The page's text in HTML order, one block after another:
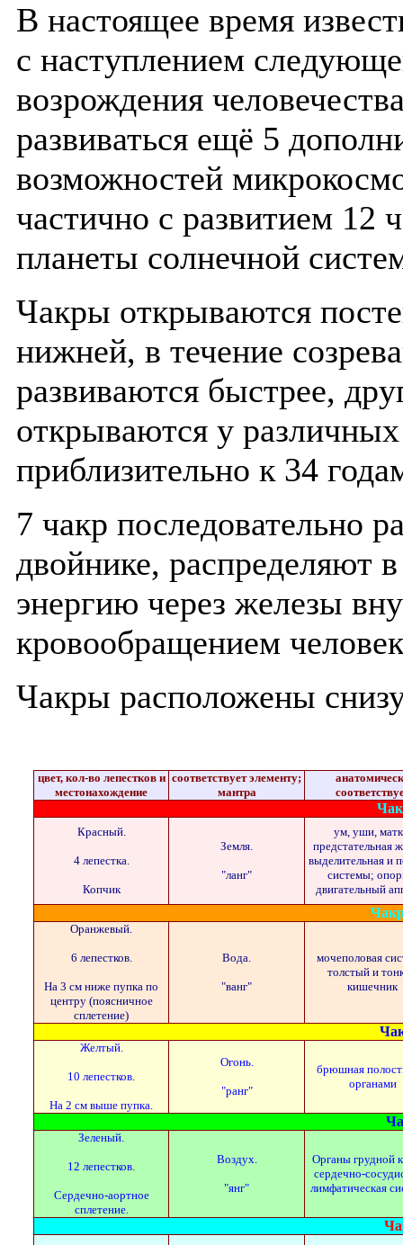
В настоящее время
с наступлением
возрождения
развиваться ещё 5
возможностей
частично с развитием 12
планеты солнечной
Чакры открываются
нижней, в течение
развиваются быстрее,
открываются у
приблизительно к 34
7 чакр последовательно
двойнике, распределяют
энергию через железы
кровообращением
Чакры расположены
цвет, кол-во лепестков и
местонахождение
соответствует элементу;
мантра
Красный.
4 лепестка.
Копчик
Земля.
"ланг"
ум, уши,
предстательная
выделительная и
системы;
двигательный
Оранжевый.
6 лепестков.
На 3 см ниже пупка по
центру (поясничное
сплетение)
Вода.
"ванг"
мочеполовая
толстый и
кишечник
Желтый.
10 лепестков.
На 2 см выше пупка.
Огонь.
"ранг"
брюшная
органами
Зеленый.
12 лепестков.
Сердечно-аортное
сплетение.
Воздух.
"янг"
Органы грудной
сердечно-
лимфатическая